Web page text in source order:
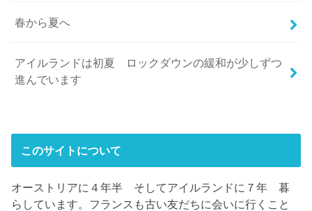
春から夏へ
アイルランドは初夏 ロックダウンの緩和が少しずつ
進んでいます
このサイトについて
オーストリアに４年半 そしてアイルランドに７年 暮
らしています。フランスも古い友だちに会いに行くこと